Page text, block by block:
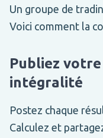
Un groupe de
Voici comment la
Publiez
intégralité
Postez chaque
Calculez et